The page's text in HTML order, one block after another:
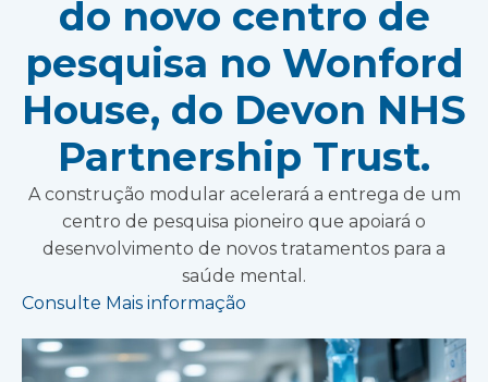
do novo centro de
pesquisa no Wonford
House, do Devon NHS
Partnership Trust.
A construção modular acelerará a entrega de um
centro de pesquisa pioneiro que apoiará o
desenvolvimento de novos tratamentos para a
saúde mental.
Consulte Mais informação